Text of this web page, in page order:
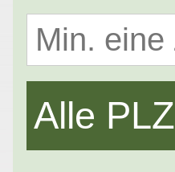
Alle PLZ